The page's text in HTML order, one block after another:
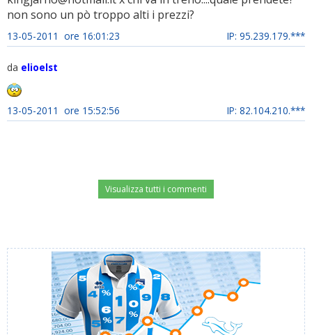
non sono un pò troppo alti i prezzi?
13-05-2011 ore 16:01:23 IP: 95.239.179.***
da elioelst
13-05-2011 ore 15:52:56 IP: 82.104.210.***
Visualizza tutti i commenti